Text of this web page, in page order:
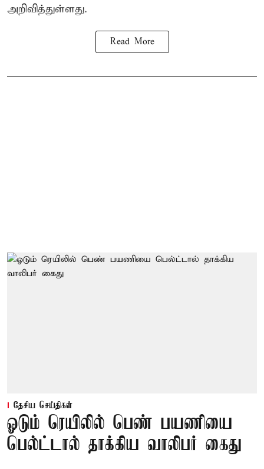
அறிவித்துள்ளது.
Read More
தேசிய செய்திகள்
ஓடும் ரெயிலில் பெண் பயணியை
பெல்ட்டால் தாக்கிய வாலிபர் கைது